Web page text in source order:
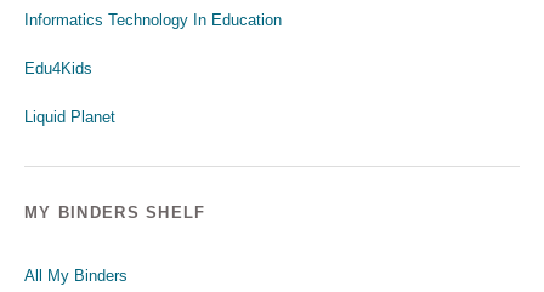
Informatics Technology In Education
Edu4Kids
Liquid Planet
MY BINDERS SHELF
All My Binders